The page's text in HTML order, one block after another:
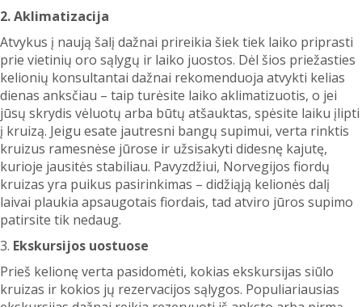
2. Aklimatizacija
Atvykus į naują šalį dažnai prireikia šiek tiek laiko priprasti
prie vietinių oro sąlygų ir laiko juostos. Dėl šios priežasties
kelionių konsultantai dažnai rekomenduoja atvykti kelias
dienas anksčiau – taip turėsite laiko aklimatizuotis, o jei
jūsų skrydis vėluotų arba būtų atšauktas, spėsite laiku įlipti
į kruizą. Jeigu esate jautresni bangų supimui, verta rinktis
kruizus ramesnėse jūrose ir užsisakyti didesnę kajutę,
kurioje jausitės stabiliau. Pavyzdžiui, Norvegijos fiordų
kruizas yra puikus pasirinkimas – didžiąją kelionės dalį
laivai plaukia apsaugotais fiordais, tad atviro jūros supimo
patirsite tik nedaug.
3. Ekskursijos uostuose
Prieš kelionę verta pasidomėti, kokias ekskursijas siūlo
kruizas ir kokios jų rezervacijos sąlygos. Populiariausias